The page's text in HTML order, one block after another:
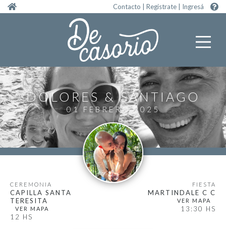
Pasar al contenido principal Contacto Registrate Ingresá
DOLORES SANTIAGO
01 FEBRERO 2025
CEREMONIA
CAPILLA SANTA
TERESITA
12 HS
FIESTA
MARTINDALE C C
13:30 HS